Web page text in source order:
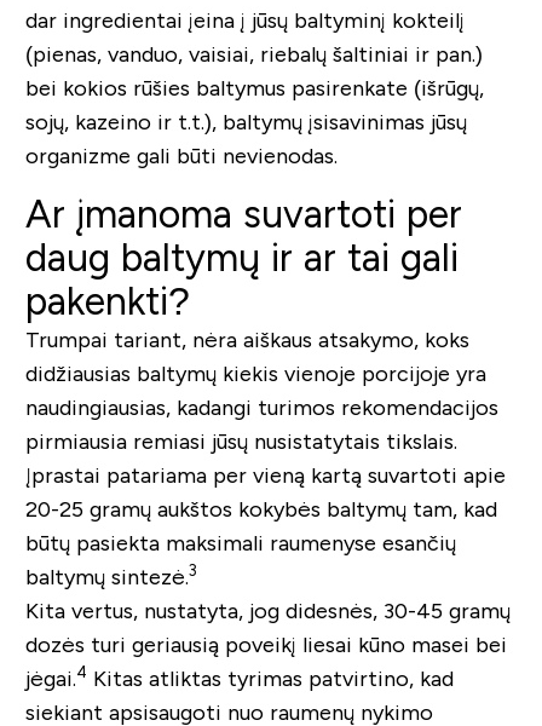
dar ingredientai įeina į jūsų baltyminį kokteilį
(pienas, vanduo, vaisiai, riebalų šaltiniai ir pan.)
bei kokios rūšies baltymus pasirenkate (išrūgų,
sojų, kazeino ir t.t.), baltymų įsisavinimas jūsų
organizme gali būti nevienodas.
Ar įmanoma suvartoti per
daug baltymų ir ar tai gali
pakenkti?
Trumpai tariant, nėra aiškaus atsakymo, koks
didžiausias baltymų kiekis vienoje porcijoje yra
naudingiausias, kadangi turimos rekomendacijos
pirmiausia remiasi jūsų nusistatytais tikslais.
Įprastai patariama per vieną kartą suvartoti apie
20-25 gramų aukštos kokybės baltymų tam, kad
būtų pasiekta maksimali raumenyse esančių
baltymų sintezė.3
Kita vertus, nustatyta, jog didesnės, 30-45 gramų
dozės turi geriausią poveikį liesai kūno masei bei
jėgai.4 Kitas atliktas tyrimas patvirtino, kad
siekiant apsisaugoti nuo raumenų nykimo